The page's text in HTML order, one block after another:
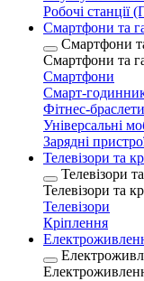
Робочі станції
Смартфони та
Смартфони
Смартфони та
Смартфони
Смарт-
Фітнес-браслети
Універсальні
Зарядні
Телевізори та
Телевізори
Телевізори та
Телевізори
Кріплення